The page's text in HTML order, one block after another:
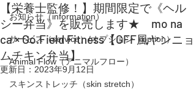
お知らせ（information）
サービス（service）/オプション（option）
Animal Flow（アニマルフロー）
スキンストレッチ（skin stretch）
【栄養士監修！】期間限定で《ヘル
シー弁当》を販売します★ mo na
ca × Go.Field Fitness【GFF風ヤンニョ
ムチキン弁当】
更新日： 2023年9月12日